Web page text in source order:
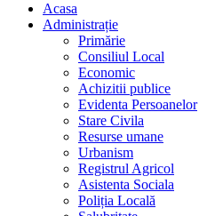
Acasa
Administrație
Primărie
Consiliul Local
Economic
Achizitii publice
Evidenta Persoanelor
Stare Civila
Resurse umane
Urbanism
Registrul Agricol
Asistenta Sociala
Poliția Locală